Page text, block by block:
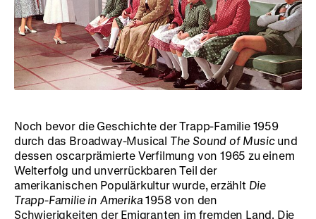
Noch bevor die Geschichte der Trapp-Familie 1959
durch das Broadway-Musical The Sound of Musicund
dessen oscarprämierte Verfilmung von 1965 zu einem
Welterfolg und unverrückbaren Teil der
amerikanischen Populärkultur wurde, erzählt Die
Trapp-Familie in Amerika1958 von den
Schwierigkeiten der Emigranten im fremden Land. Die